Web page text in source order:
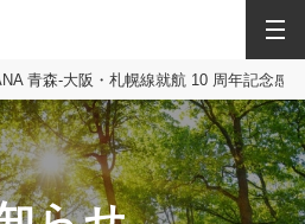
青森‐大阪・札幌線就航 10 周年記念感